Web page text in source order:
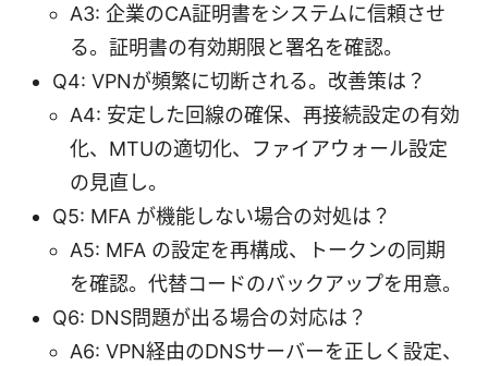
A3: 企業のCA証明書をシステムに信頼させ
る。証明書の有効期限と署名を確認。
Q4: VPNが頻繁に切断される。改善策は？
A4: 安定した回線の確保、再接続設定の有効
化、MTUの適切化、ファイアウォール設定
の見直し。
Q5: MFA が機能しない場合の対処は？
A5: MFA の設定を再構成、トークンの同期
を確認。代替コードのバックアップを用意。
Q6: DNS問題が出る場合の対応は？
A6: VPN経由のDNSサーバーを正しく設定、